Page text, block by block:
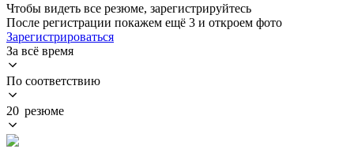
Чтобы видеть все резюме, зарегистрируйтесь
После регистрации покажем ещё 3 и откроем фото
Зарегистрироваться
За всё время
По соответствию
20 резюме